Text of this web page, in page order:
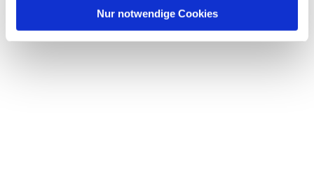
Nur notwendige Cookies